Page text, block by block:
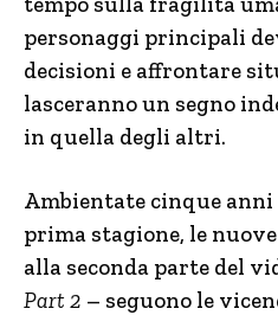
personaggi principali
decisioni e affrontare
lasceranno un segno
in quella degli altri.
Ambientate cinque
prima stagione, le
alla seconda parte del
Part 2 – seguono le